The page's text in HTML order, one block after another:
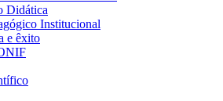
Didática
Institucional
e êxito